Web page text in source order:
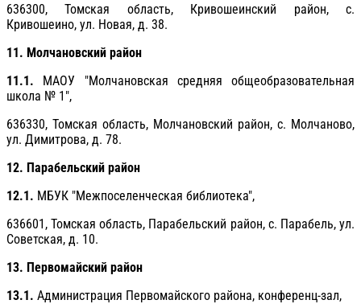
636300, Томская область, Кривошеинский район, с.
Кривошеино, ул. Новая, д. 38.
11. Молчановский район
11.1. МАОУ "Молчановская средняя общеобразовательная
школа № 1",
636330, Томская область, Молчановский район, с. Молчаново,
ул. Димитрова, д. 78.
12. Парабельский район
12.1. МБУК "Межпоселенческая библиотека",
636601, Томская область, Парабельский район, с. Парабель, ул.
Советская, д. 10.
13. Первомайский район
13.1. Администрация Первомайского района, конференц-зал,